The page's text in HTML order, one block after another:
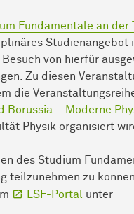
Fundamentale an der
Studienangebot
von hierfür
Zu diesen
die
Borussia – Moderne
Physik organisiert
des Studium
teilzunehmen zu
LSF-Portal unter